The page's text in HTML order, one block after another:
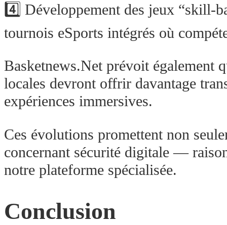
4️⃣ Développement des jeux
tournois eSports intégrés où
Basketnews.Net prévoit également
locales devront offrir davantage
expériences immersives.
Ces évolutions promettent non
concernant sécurité digitale —
notre plateforme spécialisée.
Conclusion